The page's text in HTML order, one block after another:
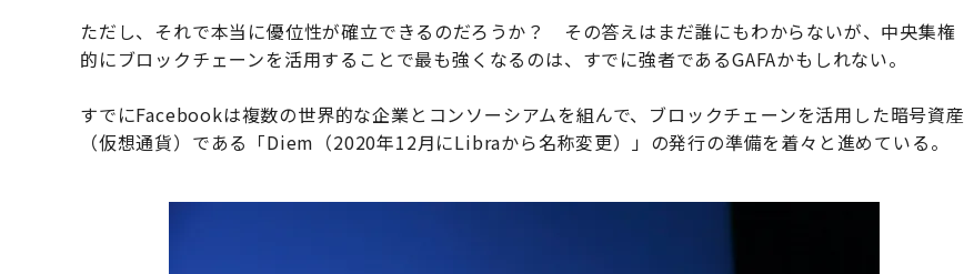
ただし、それで本当に優位性が確立できるのだろうか？ その答えはまだ誰にもわからないが、中央集権
的にブロックチェーンを活用することで最も強くなるのは、すでに強者であるGAFAかもしれない。
すでにFacebookは複数の世界的な企業とコンソーシアムを組んで、ブロックチェーンを活用した暗号資産
（仮想通貨）である「Diem（2020年12月にLibraから名称変更）」の発行の準備を着々と進めている。